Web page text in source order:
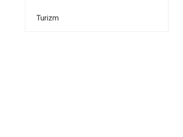
Turizm